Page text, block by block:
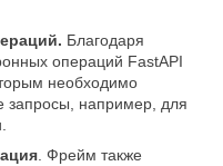
Благодаря
операций FastAPI
необходимо
запросы, например, для
. Фрейм также